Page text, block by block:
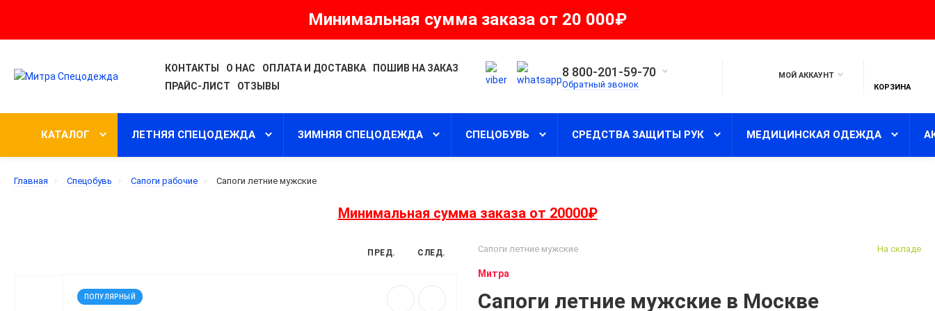
Минимальная сумма заказа от 20 000₽
КОНТАКТЫ О НАС ОПЛАТА И ДОСТАВКА
ПОШИВ НА ЗАКАЗ
ПРАЙС-ЛИСТ
ОТЗЫВЫ
8 800-201-59-70
Обратный звонок
МОЙ АККАУНТ
КОРЗИНА
КАТАЛОГ ЛЕТНЯЯ СПЕЦОДЕЖДА ЗИМНЯЯ СПЕЦОДЕЖДА СПЕЦОБУВЬ СРЕДСТВА ЗАЩИТЫ РУК МЕДИЦИНСКАЯ ОДЕЖДА
Главная Спецобувь Сапоги рабочие Сапоги летние мужские
Минимальная сумма заказа от 20000₽
ПРЕД. СЛЕД.
ПОПУЛЯРНЫЙ
Сапоги летние мужские
Митра
Сапоги летние мужские в Москве
На складе